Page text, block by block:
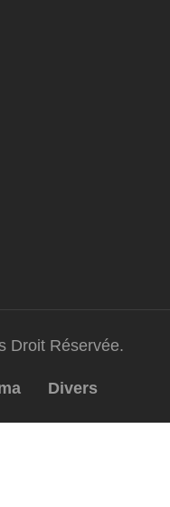
Droit Réservée.
Divers